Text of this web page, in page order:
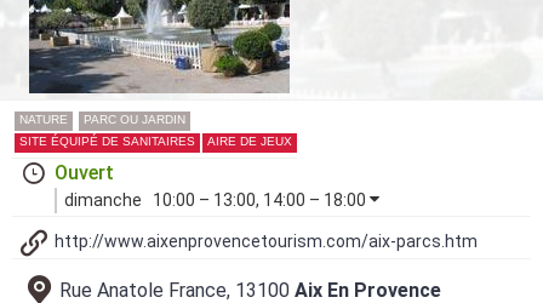
NATURE
PARC OU JARDIN
SITE ÉQUIPÉ DE SANITAIRES
AIRE DE JEUX
Ouvert
dimanche 10:00 – 13:00, 14:00 – 18:00
http://www.aixenprovencetourism.com/aix-parcs.htm
Rue Anatole France, 13100 Aix En Provence